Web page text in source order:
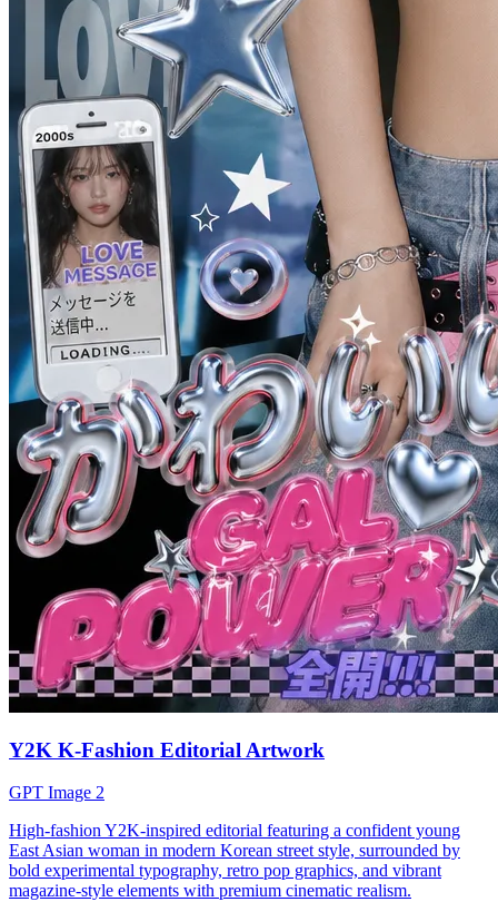
Y2K K-Fashion Editorial Artwork
GPT Image 2
High-fashion Y2K-inspired editorial featuring a confident young
East Asian woman in modern Korean street style, surrounded by
bold experimental typography, retro pop graphics, and vibrant
magazine-style elements with premium cinematic realism.